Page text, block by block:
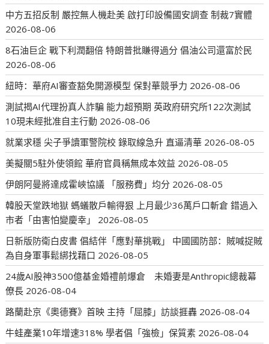
中方五招反制 嚴控無人機赴美 啟打印設備國安調查 制裁7實體
2026-08-06
8石油巨企 戰下利潤翻倍 特朗普批賺得過分 倡油公司還富於民
2026-08-06
紐時：華府AI審查豁免開源模型 保對華競爭力 2026-08-06
測試揭AI代理扮真人詐騙 能力超預期 英政府研究所122次測試
10現未經批准自主行動 2026-08-06
就業求穩 尖子爭讀軍警院校 錄取線急升 直逼清華 2026-08-05
美擬關5駐外使領館 華府官員稱無成本效益 2026-08-05
伊朗阿曼將達成霍峽協議 「服務費」均分 2026-08-05
韓股天堂跌地獄 螞蟻散戶輸得狠 上月最少36萬戶口斬倉 錯過入
市者「由害怕變慶幸」
2026-08-05
日新版防衛白皮書 倡結伴「應對華挑戰」 中國國防部：賊喊捉賊
為自身軍事鬆綁找藉口 2026-08-05
24歲AI股神3500億基金婚禮前爆倉 未婚妻是Anthropic總裁幕
僚長 2026-08-04
路蘭赴京《奧德賽》首映 主持「屈膝」訪談捱轟 2026-08-04
牛蛙產業10年增速318% 學者倡「強檢」保質素 2026-08-04